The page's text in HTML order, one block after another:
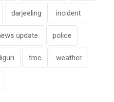
darjeeling incident
update police
tmc weather